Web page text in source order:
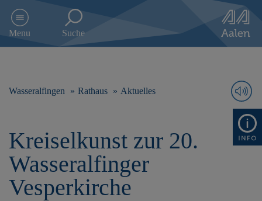
e
Menu Suche
Wasseralfingen Rathaus Aktuelles
Kreiselkunst zur 20.
Wasseralfinger
Vesperkirche